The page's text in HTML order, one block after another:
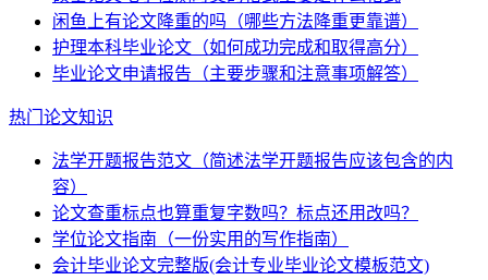
闲鱼上有论文降重的吗（哪些方法降重更靠谱）
护理本科毕业论文（如何成功完成和取得高分）
毕业论文申请报告（主要步骤和注意事项解答）
热门论文知识
法学开题报告范文（简述法学开题报告应该包含的内
容）
论文查重标点也算重复字数吗？标点还用改吗？
学位论文指南（一份实用的写作指南）
会计毕业论文完整版(会计专业毕业论文模板范文)